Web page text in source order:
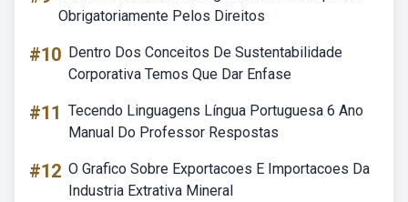
Obrigatoriamente Pelos Direitos
#10 Dentro Dos Conceitos De Sustentabilidade
Corporativa Temos Que Dar Enfase
#11 Tecendo Linguagens Língua Portuguesa 6 Ano
Manual Do Professor Respostas
#12 O Grafico Sobre Exportacoes E Importacoes Da
Industria Extrativa Mineral